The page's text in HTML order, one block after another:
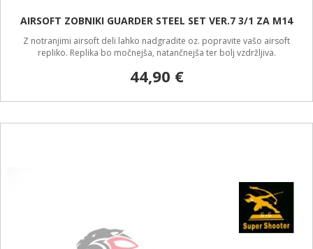
AIRSOFT ZOBNIKI GUARDER STEEL SET VER.7 3/1 ZA M14
Z notranjimi airsoft deli lahko nadgradite oz. popravite vašo airsoft
repliko. Replika bo močnejša, natančnejša ter bolj vzdržljiva.
44,90 €